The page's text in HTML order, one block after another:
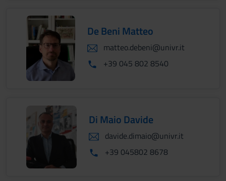
De Beni Matteo
matteo.debeni@univr.it
+39 045 802 8540
Di Maio Davide
davide.dimaio@univr.it
+39 045802 8678